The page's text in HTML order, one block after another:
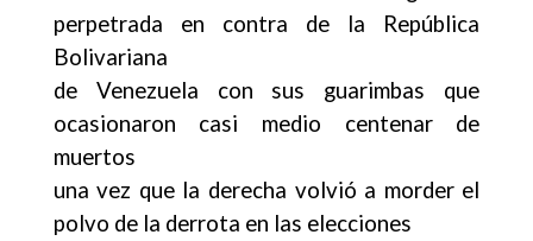
perpetrada en contra de la República
Bolivariana
de Venezuela con sus guarimbas que
ocasionaron casi medio centenar de
muertos
una vez que la derecha volvió a morder el
polvo de la derrota en las elecciones